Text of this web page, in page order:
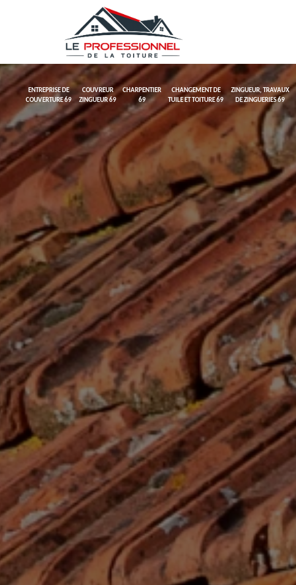
ENTREPRISE DE
COUVERTURE 69
COUVREUR
ZINGUEUR 69
CHARPENTIER
69
CHANGEMENT DE
TUILE ET TOITURE 69
ZINGUEUR, TRAVAUX
DE ZINGUERIES 69